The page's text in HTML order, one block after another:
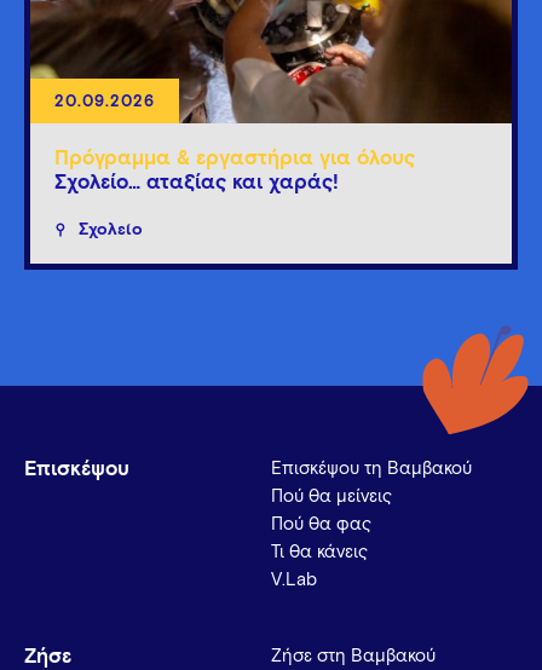
20.09.2026
Πρόγραμμα & εργαστήρια για όλους
Σχολείο… αταξίας και χαράς!
Σχολείο
Επισκέψου
Επισκέψου τη Βαμβακού
Πού θα μείνεις
Πού θα φας
Τι θα κάνεις
V.Lab
Ζήσε
Ζήσε στη Βαμβακού